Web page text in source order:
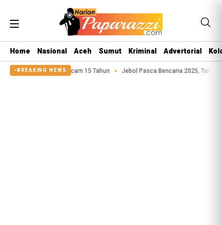
Home Nasional Aceh Sumut Kriminal Advertorial
BREAKING NEWS
Terancam 15 Tahun Jebol Pasca Bencana 2025, Tanggul Sungai